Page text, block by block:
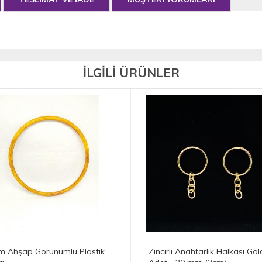
İLGİLİ ÜRÜNLER
Zincirli Anahtarlık Halkası Gold 10
Anahtarlık Aparatı